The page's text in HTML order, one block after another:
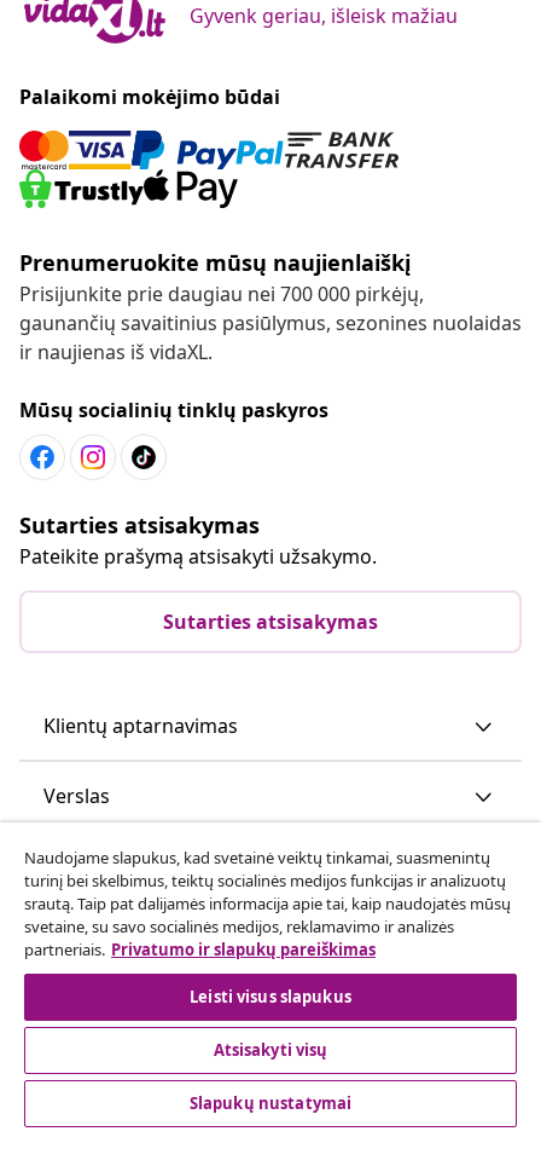
Gyvenk geriau, išleisk mažiau
Palaikomi mokėjimo būdai
Prenumeruokite mūsų naujienlaiškį
Prisijunkite prie daugiau nei 700 000 pirkėjų,
gaunančių savaitinius pasiūlymus, sezonines nuolaidas
ir naujienas iš vidaXL.
Mūsų socialinių tinklų paskyros
Sutarties atsisakymas
Pateikite prašymą atsisakyti užsakymo.
Sutarties atsisakymas
Klientų aptarnavimas
Verslas
vidaXL
Atraskite daugiau
© 2008-2026 vidaXL www.vidaxl.lt yra vidaXL Marketplace
Naudojame slapukus, kad svetainė veiktų tinkamai, suasmenintų
turinį bei skelbimus, teiktų socialinės medijos funkcijas ir analizuotų
srautą. Taip pat dalijamės informacija apie tai, kaip naudojatės mūsų
svetaine, su savo socialinės medijos, reklamavimo ir analizės
partneriais. Privatumo ir slapukų pareiškimas
Leisti visus slapukus
Atsisakyti visų
Slapukų nustatymai